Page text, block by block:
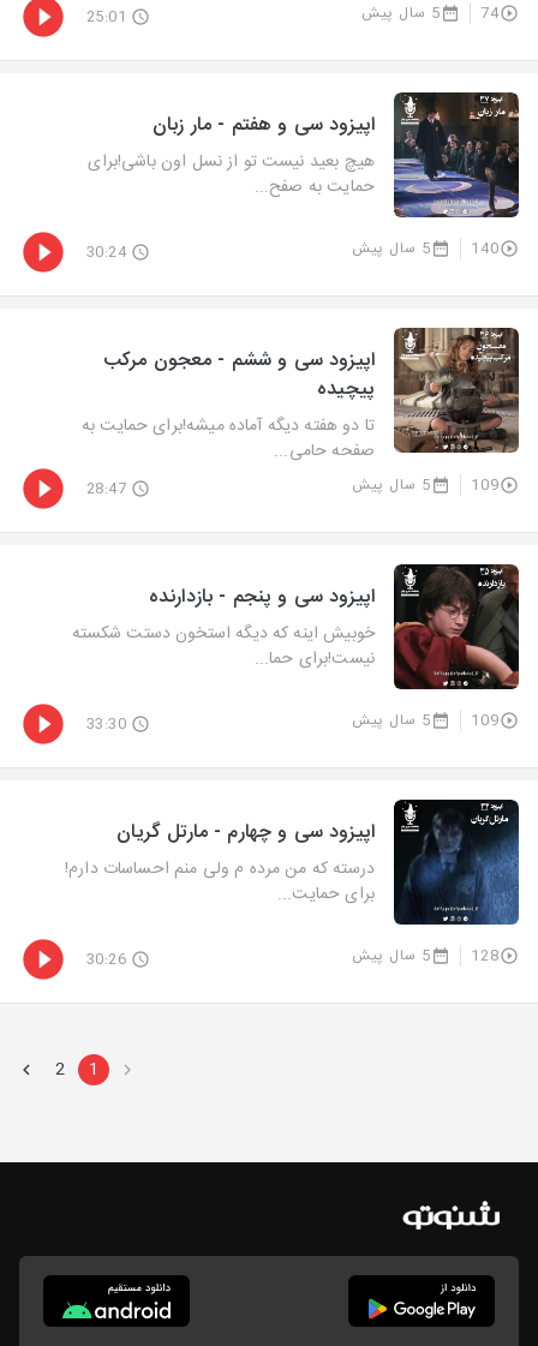
74 5 سال پیش 25:01
اپیزود سی و هفتم - مار زبان
هیچ بعید نیست تو از نسل اون باشی!برای
حمایت به صفح...
140 5 سال پیش 30:24
اپیزود سی و ششم - معجون مرکب
پیچیده
تا دو هفته دیگه آماده میشه!برای حمایت به
صفحه حامی...
109 5 سال پیش 28:47
اپیزود سی و پنجم - بازدارنده
خوبیش اینه که دیگه استخون دستت شکسته
نیست!برای حما...
109 5 سال پیش 33:30
اپیزود سی و چهارم - مارتل گریان
درسته که من مرده م ولی منم احساسات دارم!
برای حمایت...
128 5 سال پیش 30:26
1
2